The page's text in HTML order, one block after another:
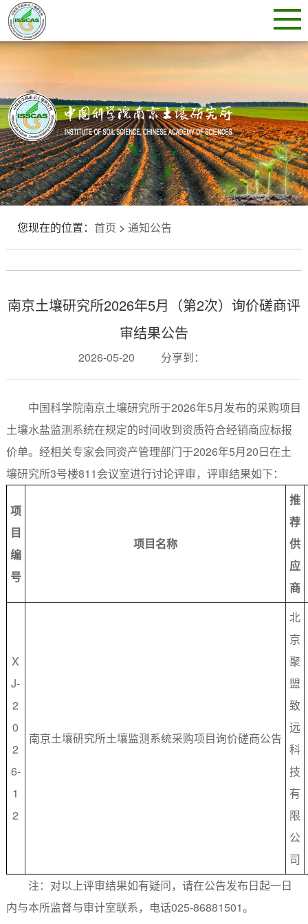
您现在的位置： 首页 > 通知公告
南京土壤研究所2026年5月（第2次）询价磋商评
审结果公告
2026-05-20 分享到：
中国科学院南京土壤研究所于2026年5月发布的采购项目
土壤水盐监测系统在规定的时间收到资质符合经销商应标报
价单。经相关专家会同资产管理部门于2026年5月20日在土
壤研究所3号楼811会议室进行讨论评审，评审结果如下：
项
目
编
号
项目名称
推
荐
供
应
商
X
J-
2
0
2
6-
1
2
南京土壤研究所土壤监测系统采购项目询价磋商公告
北
京
聚
盟
致
远
科
技
有
限
公
司
注：对以上评审结果如有疑问，请在公告发布日起一日
内与本所监督与审计室联系，电话025-86881501。